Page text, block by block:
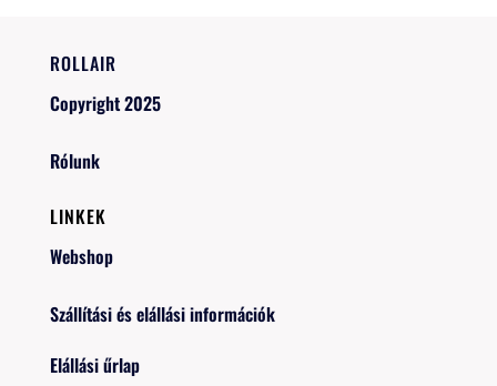
ROLLAIR
Copyright 2025
Rólunk
LINKEK
Webshop
Szállítási és elállási információk
Elállási űrlap